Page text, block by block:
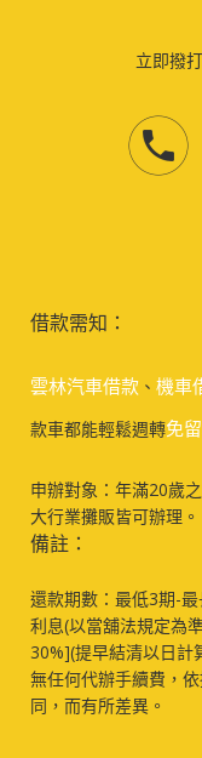
立即撥
借款需知：
雲林汽車借款 、 機車
款車都能輕鬆週轉免
申辦對象：年滿20歲
大行業攤販皆可辦理。
備註：
還款期數：最低3期-
利息(以當舖法規定為
30%](提早結清以日計
無任何代辦手續費，
同，而有所差異。